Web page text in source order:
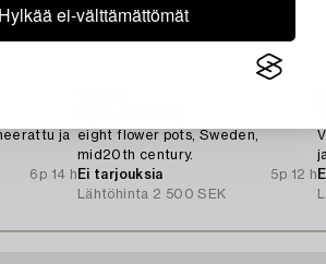
Hylkää ei-välttämättömät
ja
6p 14 h
eight flower pots, Sweden,
mid20th century.
Ei tarjouksia
5p 12 h
Lähtöhinta 2 500 SEK